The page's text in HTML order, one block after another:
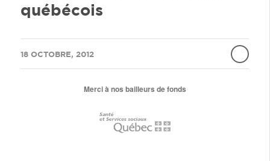
québécois
18 OCTOBRE, 2012
/
Merci à nos bailleurs de fonds